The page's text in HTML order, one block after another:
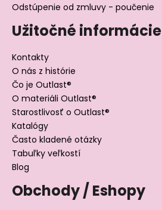
Odstúpenie od zmluvy - poučenie
Užitočné informácie
Kontakty
O nás z histórie
Čo je Outlast®
O materiáli Outlast®
Starostlivosť o Outlast®
Katalógy
Často kladené otázky
Tabuľky veľkostí
Blog
Obchody / Eshopy